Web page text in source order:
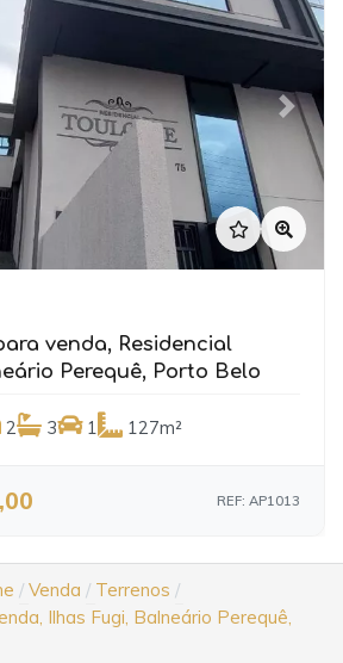
Next
venda, Residencial
Perequê, Porto Belo
2 3 1 127m²
REF: AP1013
Venda
Terrenos
Ilhas Fugi, Balneário Perequê,